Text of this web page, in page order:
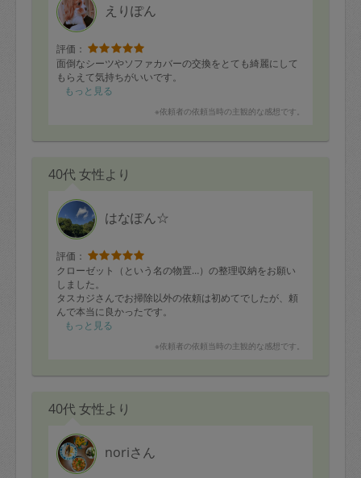
えりぽん
評価：
面倒なシーツやソファカバーの交換をとても綺麗にして
もらえて気持ちがいいです。
もっと見る
※依頼者の依頼当時の主観的な感想です。
40代 女性より
はなぽん☆
評価：
クローゼット（という名の物置…）の整理収納をお願い
しました。
タスカジさんでお掃除以外の依頼は初めてでしたが、頼
んで本当に良かったです。
なかなか手を付けられず溜め込んでいた物を、指示を頂
ル全て空にすることができました。
ちもスッキリしました！
く、物を大切にしながら次に使いやすいような片付け方
もっと見る
※依頼者の依頼当時の主観的な感想です。
40代 女性より
noriさん